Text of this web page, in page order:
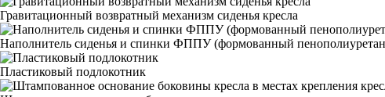
Гравитационный возвратный механизм сиденья кресла
Наполнитель сиденья и спинки ФППУ (формованный
Пластиковый подлокотник